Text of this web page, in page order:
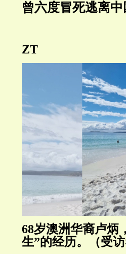
曾六度冒死逃离
ZT
68岁澳洲华裔卢炳
生”的经历。（受访